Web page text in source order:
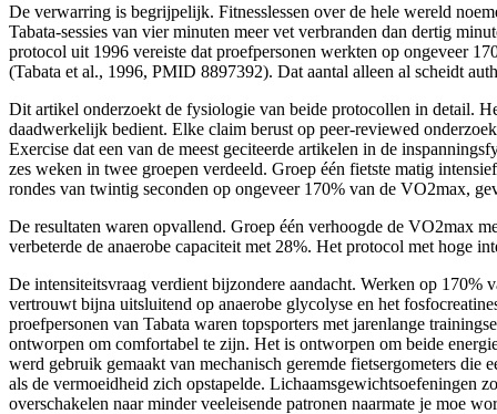
De verwarring is begrijpelijk. Fitnesslessen over de hele wereld
Tabata-sessies van vier minuten meer vet verbranden dan dertig
protocol uit 1996 vereiste dat proefpersonen werkten op ongeveer
(Tabata et al., 1996, PMID 8897392). Dat aantal alleen al scheidt
Dit artikel onderzoekt de fysiologie van beide protocollen in detail.
daadwerkelijk bedient. Elke claim berust op peer-reviewed
Exercise dat een van de meest geciteerde artikelen in de
zes weken in twee groepen verdeeld. Groep één fietste matig
rondes van twintig seconden op ongeveer 170% van de VO2max,
De resultaten waren opvallend. Groep één verhoogde de VO2max
verbeterde de anaerobe capaciteit met 28%. Het protocol met hoge
De intensiteitsvraag verdient bijzondere aandacht. Werken op 170%
vertrouwt bijna uitsluitend op anaerobe glycolyse en het
proefpersonen van Tabata waren topsporters met jarenlange
ontworpen om comfortabel te zijn. Het is ontworpen om beide
werd gebruik gemaakt van mechanisch geremde fietsergometers
als de vermoeidheid zich opstapelde. Lichaamsgewichtsoefeningen
overschakelen naar minder veeleisende patronen naarmate je moe